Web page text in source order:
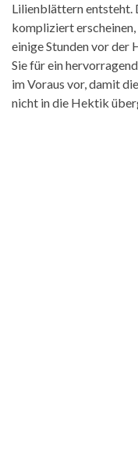
Lilienblättern entsteht.
kompliziert
einige Stunden vor der
Sie für ein
im Voraus vor, damit
nicht in die Hektik